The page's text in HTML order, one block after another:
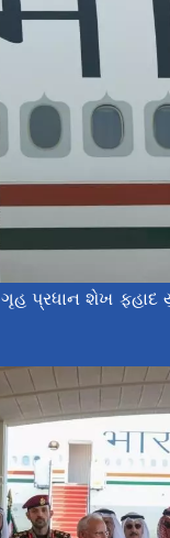
પ્રધાન શેખ ફહાદ